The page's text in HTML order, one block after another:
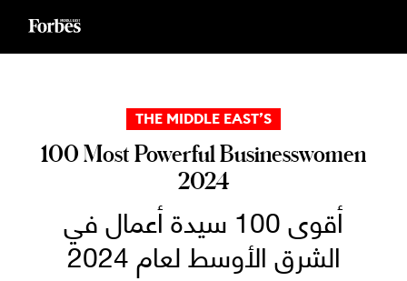
THE MIDDLE EAST’S
100 Most Powerful Businesswomen
2024
أقوى 100 سيدة أعمال في
الشرق الأوسط لعام 2024